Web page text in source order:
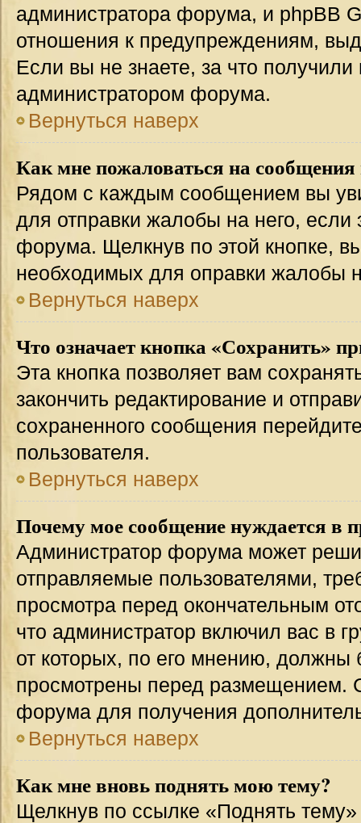
администратора форума, и phpBB
отношения к предупреждениям,
Если вы не знаете, за что
администратором форума.
Вернуться наверх
Как мне пожаловаться на сообщения
Рядом с каждым сообщением вы
для отправки жалобы на него,
форума. Щелкнув по этой кнопке,
необходимых для оправки жалобы
Вернуться наверх
Что означает кнопка «Сохранить»
Эта кнопка позволяет вам
закончить редактирование и
сохраненного сообщения
пользователя.
Вернуться наверх
Почему мое сообщение нуждается в
Администратор форума может
отправляемые пользователями,
просмотра перед окончательным
что администратор включил вас в
от которых, по его мнению, должны
просмотрены перед размещением.
форума для получения
Вернуться наверх
Как мне вновь поднять мою тему?
Щелкнув по ссылке «Поднять